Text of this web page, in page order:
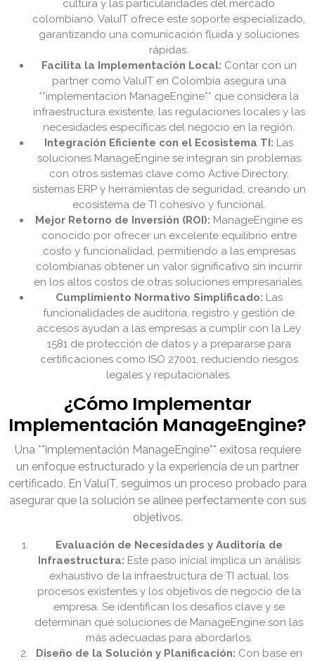
cultura y las particularidades del mercado
colombiano. ValuIT ofrece este soporte especializado,
garantizando una comunicación fluida y soluciones
rápidas.
Facilita la Implementación Local: Contar con un
partner como ValuIT en Colombia asegura una
**implementación ManageEngine** que considera la
infraestructura existente, las regulaciones locales y las
necesidades específicas del negocio en la región.
Integración Eficiente con el Ecosistema TI: Las
soluciones ManageEngine se integran sin problemas
con otros sistemas clave como Active Directory,
sistemas ERP y herramientas de seguridad, creando un
ecosistema de TI cohesivo y funcional.
Mejor Retorno de Inversión (ROI): ManageEngine es
conocido por ofrecer un excelente equilibrio entre
costo y funcionalidad, permitiendo a las empresas
colombianas obtener un valor significativo sin incurrir
en los altos costos de otras soluciones empresariales.
Cumplimiento Normativo Simplificado: Las
funcionalidades de auditoría, registro y gestión de
accesos ayudan a las empresas a cumplir con la Ley
1581 de protección de datos y a prepararse para
certificaciones como ISO 27001, reduciendo riesgos
legales y reputacionales.
¿Cómo Implementar
Implementación ManageEngine?
Una **implementación ManageEngine** exitosa requiere
un enfoque estructurado y la experiencia de un partner
certificado. En ValuIT, seguimos un proceso probado para
asegurar que la solución se alinee perfectamente con sus
objetivos.
Evaluación de Necesidades y Auditoría de
Infraestructura: Este paso inicial implica un análisis
exhaustivo de la infraestructura de TI actual, los
procesos existentes y los objetivos de negocio de la
empresa. Se identifican los desafíos clave y se
determinan qué soluciones de ManageEngine son las
más adecuadas para abordarlos.
Diseño de la Solución y Planificación: Con base en